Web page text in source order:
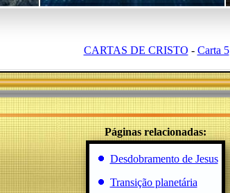
CARTAS DE CRISTO - Carta 5
Páginas relacionadas:
Desdobramento de Jesus
Transição planetária